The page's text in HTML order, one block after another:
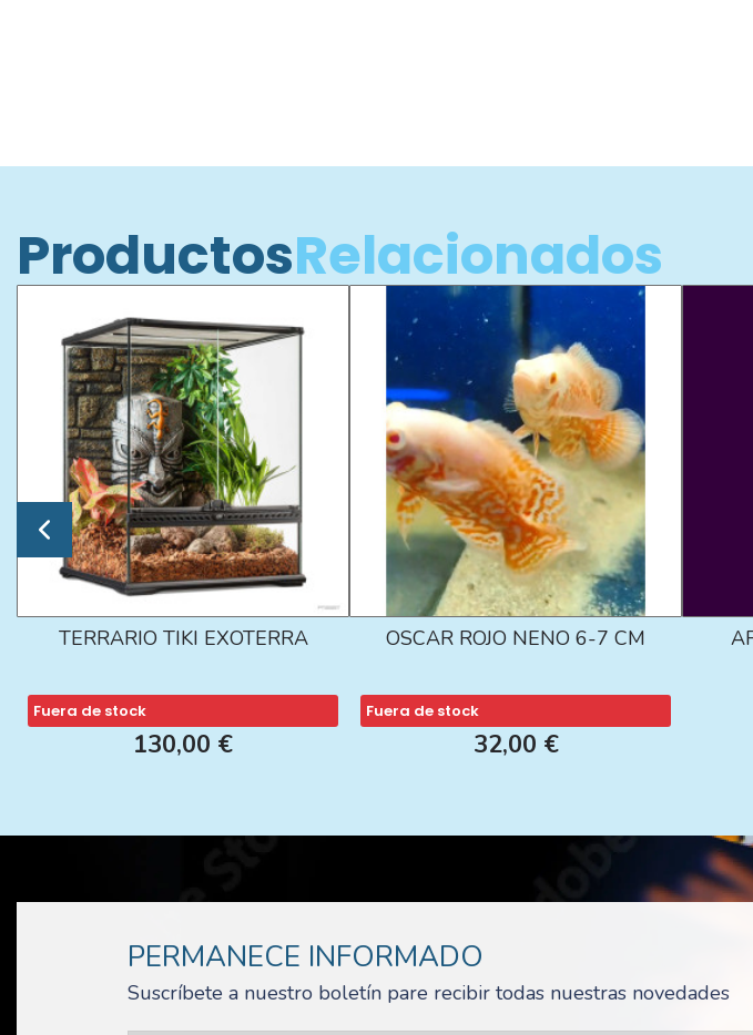
ProductosRelacionados
TERRARIO TIKI EXOTERRA
Fuera de stock
130,00 €
OSCAR ROJO NENO 6-7 CM
Fuera de stock
32,00 €
PERMANECE INFORMADO
Suscríbete a nuestro boletín pare recibir todas nuestras novedades